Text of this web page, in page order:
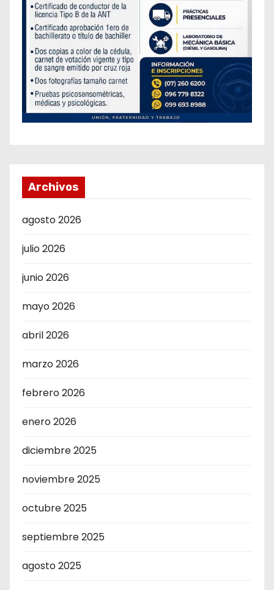
Archivos
agosto 2026
julio 2026
junio 2026
mayo 2026
abril 2026
marzo 2026
febrero 2026
enero 2026
diciembre 2025
noviembre 2025
octubre 2025
septiembre 2025
agosto 2025